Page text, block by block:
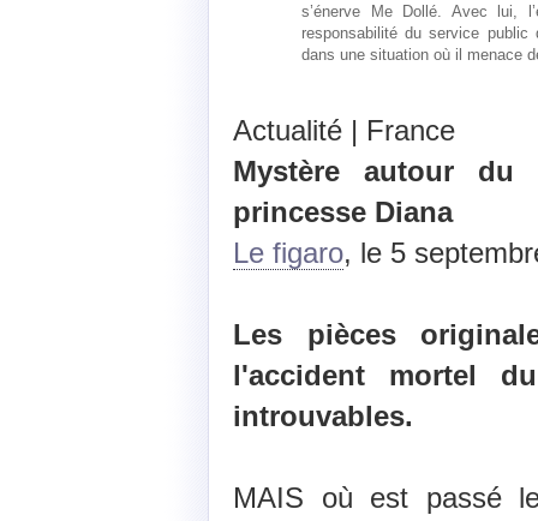
s’énerve Me Dollé. Avec lui,
responsabilité du service
dans une situation où il menace
Actualité | France
Mystère autour
princesse Diana
Le figaro, le 5
Les pièces
l'accident mortel
introuvables.
MAIS où est passé